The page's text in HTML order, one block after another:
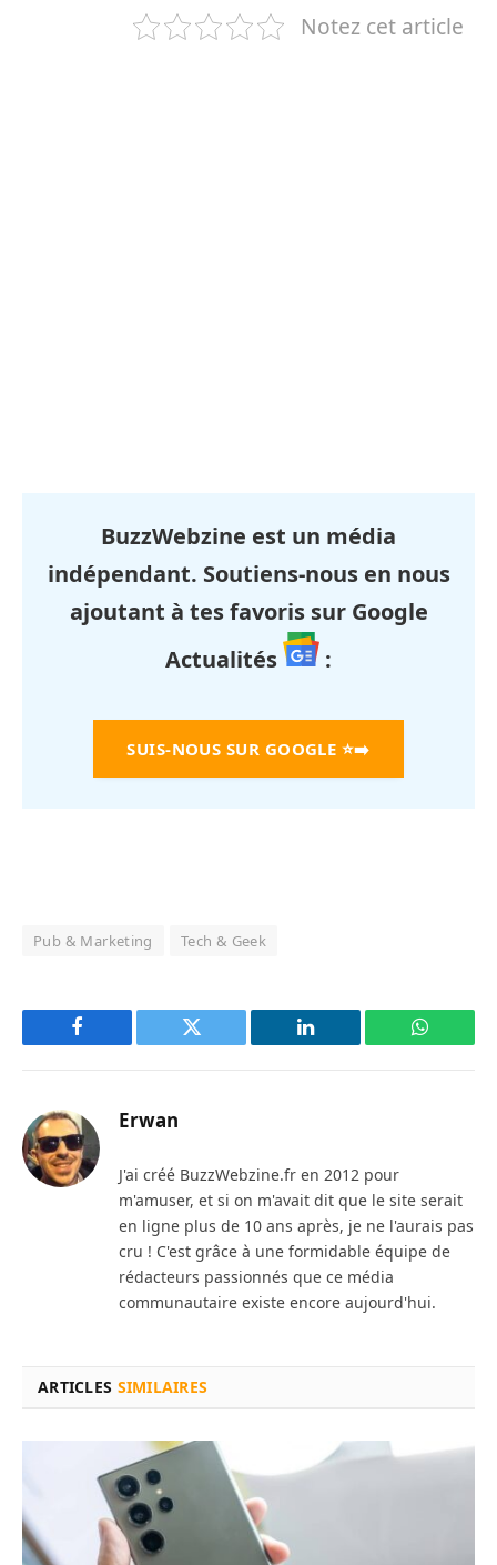
Notez cet article
BuzzWebzine est un média
indépendant. Soutiens-nous en nous
ajoutant à tes favoris sur Google
Actualités
:
SUIS-NOUS SUR GOOGLE ⭐➡️
Pub & Marketing Tech & Geek
Facebook Twitter LinkedIn
Erwan
J'ai créé BuzzWebzine.fr en 2012 pour
m'amuser, et si on m'avait dit que le site serait
en ligne plus de 10 ans après, je ne l'aurais pas
cru ! C'est grâce à une formidable équipe de
rédacteurs passionnés que ce média
communautaire existe encore aujourd'hui.
ARTICLES SIMILAIRES